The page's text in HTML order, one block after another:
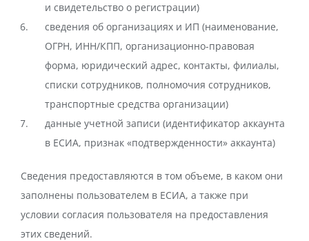
и свидетельство о регистрации)
сведения об организациях и ИП (наименование,
ОГРН, ИНН/КПП, организационно-правовая
форма, юридический адрес, контакты, филиалы,
списки сотрудников, полномочия сотрудников,
транспортные средства организации)
данные учетной записи (идентификатор аккаунта
в ЕСИА, признак «подтвержденности» аккаунта)
Сведения предоставляются в том объеме, в каком они
заполнены пользователем в ЕСИА, а также при
условии согласия пользователя на предоставления
этих сведений.